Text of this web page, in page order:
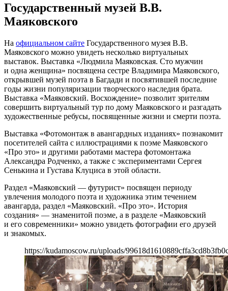
Государственный музей В.В.
Маяковского
На официальном сайте Государственного музея В.В.
Маяковского можно увидеть несколько виртуальных
выставок. Выставка «Людмила Маяковская. Сто мужчин
и одна женщина» посвящена сестре Владимира Маяковского,
открывшей музей поэта в Багдади и посвятившей последние
годы жизни популяризации творческого наследия брата.
Выставка «Маяковский. Восхождение» позволит зрителям
совершить виртуальный тур по дому Маяковского и разгадать
художественные ребусы, посвященные жизни и смерти поэта.
Выставка «Фотомонтаж в авангардных изданиях» познакомит
посетителей сайта с иллюстрациями к поэме Маяковского
«Про это» и другими работами мастера фотомонтажа
Александра Родченко, а также с экспериментами Сергея
Сенькина и Густава Клуциса в этой области.
Раздел «Маяковский — футурист» посвящен периоду
увлечения молодого поэта и художника этим течением
авангарда, раздел «Маяковский. «Про это». История
создания» — знаменитой поэме, а в разделе «Маяковский
и его современники» можно увидеть фотографии его друзей
и знакомых.
https://kudamoscow.ru/uploads/